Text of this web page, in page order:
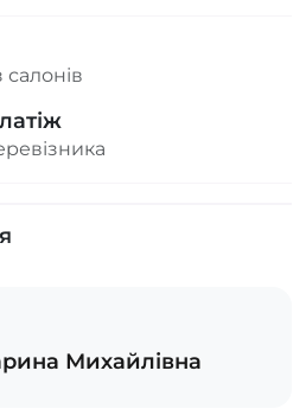
Михайлівна